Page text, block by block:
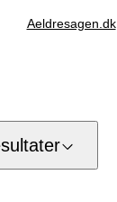
Aeldresagen.dk